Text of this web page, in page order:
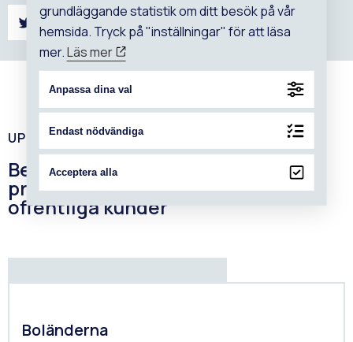
TWITTER EMAIL
UPPTÄCK VÅRA PROJEKT
Beviset på vår expertis är lyckade
projekt för både privata och
offentliga kunder
Boländerna
grundläggande statistik om ditt besök på vår
hemsida. Tryck på "inställningar" för att läsa
mer.Läs mer
Anpassa dina val
Endast nödvändiga
Acceptera alla